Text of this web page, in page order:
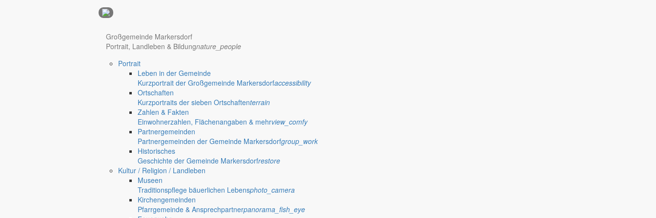
Hotel Nürnberg
Regional werben auf markersdorf.de! anzeigen@gemeinde-markersdorf.de
Großgemeinde Markersdorf
Portrait, Landleben & Bildungnature_people
Portrait
Leben in der Gemeinde
Kurzportrait der Großgemeinde Markersdorfaccessibility
Ortschaften
Kurzportraits der sieben Ortschaftenterrain
Zahlen & Fakten
Einwohnerzahlen, Flächenangaben & mehrview_comfy
Partnergemeinden
Partnergemeinden der Gemeinde Markersdorfgroup_work
Historisches
Geschichte der Gemeinde Markersdorfrestore
Kultur / Religion / Landleben
Museen
Traditionspflege bäuerlichen Lebensphoto_camera
Kirchengemeinden
Pfarrgemeinde & Ansprechpartnerpanorama_fish_eye
Deutsch-Paulsdorf
Jauernick-Buschbach